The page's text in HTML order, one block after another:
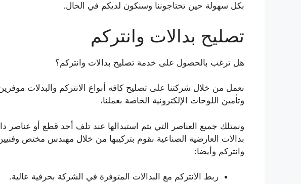
بكل سهولة حين تحتاجوننا وسنكون لديكم في الحال.
تصليح بدالات وانتركم
هل ترغب بالحصول على خدمة تصليح بدالات وانتركم؟
نعمل من خلال شركتنا على تصليح كافة أنواع الانتركم والبدلات
وتأمين اللوحات الإلكترونية الخاصة بعملنا،
ونمتلك جميع العناصر التي يتم استبدالها عند تلف أحد قطع أو عناصر
بدالات العارضية الصناعية نقوم بتركيبها من خلال مهندس مختص
وانتركم وأيضا:
ربط الانتركم مع البدالات المتوفرة في الشركة بحرفية عالية.